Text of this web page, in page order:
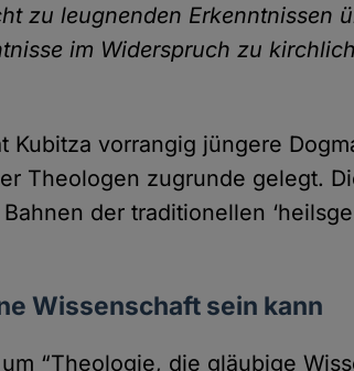
zu leugnenden Erkenntnissen
im Widerspruch zu
Kubitza vorrangig jüngere
Theologen zugrunde gelegt.
der traditionellen
Wissenschaft sein kann
“Theologie, die gläubige